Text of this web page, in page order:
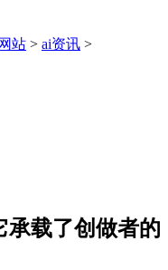
站 > ai资讯 >
承载了创做者的